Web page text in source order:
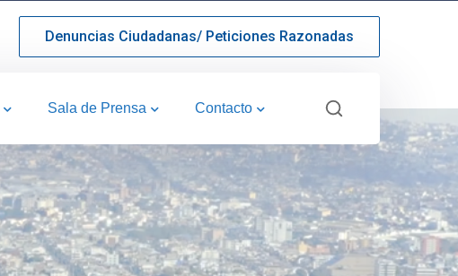
Denuncias Ciudadanas/ Peticiones Razonadas
Sala de Prensa Contacto